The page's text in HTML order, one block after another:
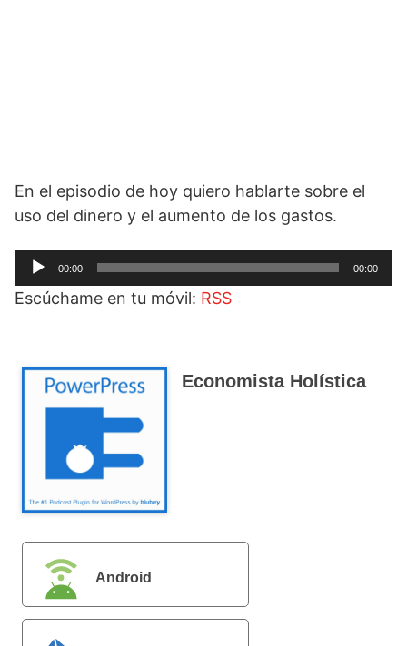
En el episodio de hoy quiero hablarte sobre el
uso del dinero y el aumento de los gastos.
Reproductor
audio
00:00 00:00
Escúchame en tu móvil: RSS
Economista Holística
Android